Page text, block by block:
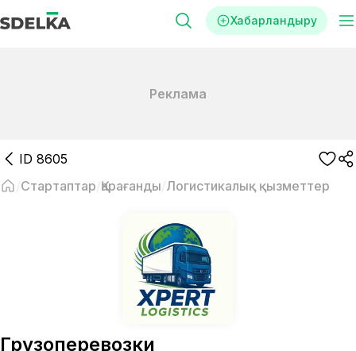
Хабарландыру
Реклама
ID 8605
Стартаптар Қарағанды Логистикалық қызметтер
Грузоперевозки